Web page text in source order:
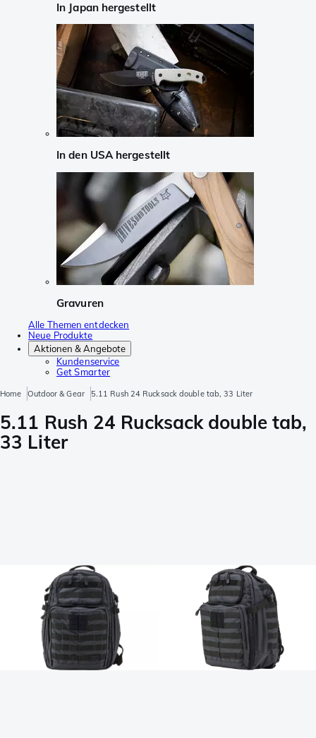
In Japan hergestellt
In den USA hergestellt
Gravuren
Alle Themen entdecken
Neue Produkte
Aktionen & Angebote
Kundenservice
Get Smarter
Home Outdoor & Gear 5.11 Rush 24 Rucksack double tab, 33 Liter
5.11 Rush 24 Rucksack double tab,
33 Liter